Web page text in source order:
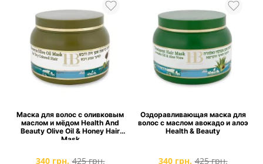
Маска для волос с оливковым
маслом и мёдом Health And
Beauty Olive Oil & Honey Hair
Mask
340 грн. 425 грн.
Оздоравливающая маска для
волос с маслом авокадо и алоэ
Health & Beauty
340 грн. 425 грн.